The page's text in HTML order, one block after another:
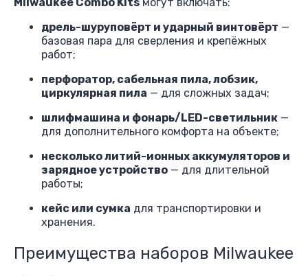
дрель-шуруповёрт и ударный винтовёрт —
базовая пара для сверления и крепёжных
работ;
перфоратор, сабельная пила, лобзик,
циркулярная пила — для сложных задач;
шлифмашина и фонарь/LED-светильник —
для дополнительного комфорта на объекте;
несколько литий-ионных аккумуляторов и
зарядное устройство — для длительной
работы;
кейс или сумка для транспортировки и
хранения.
Преимущества наборов Milwaukee